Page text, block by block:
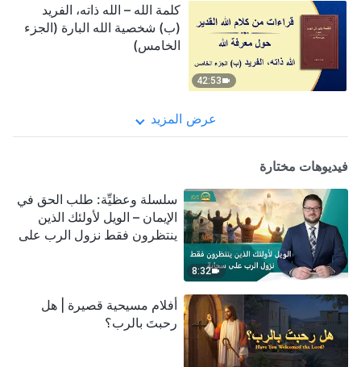
42:53
كلمة الله – الله ذاته، الفريد
(ب) شخصية الله البارة (الجزء
الخامس)
عرض المزيد
فيديوهات مختارة
8:32
سلسلة وعظيِّة: طلب الحق في
الإيمان – الويل لأولئك الذين
ينتظرون فقط نزول الرب على
أفلام مسيحية قصيرة | هل
رحبتَ بالرب؟